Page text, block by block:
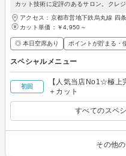
カット技術に定評のあるサロン。クレ
アクセス：京都市営地下鉄烏丸線 四
カット単価： ￥4,950～
◎ 本日空席あり ポイントが貯まる・
スペシャルメニュー
初回
【人気当店No1☆極上
＋カット
すべてのスペ
その他